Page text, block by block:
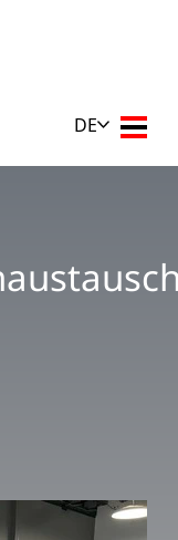
DE
- Raum Zürich